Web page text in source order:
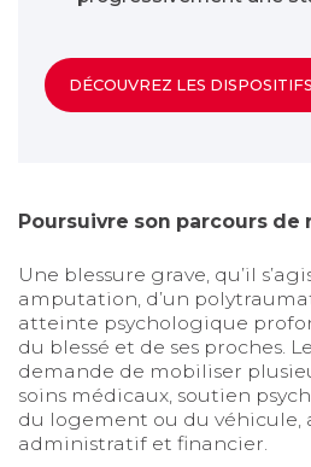
DÉCOUVREZ LES
Poursuivre son parcours
Une blessure grave, qu’il
amputation, d’un
atteinte psychologique
du blessé et de ses proches.
demande de mobiliser
soins médicaux, soutien
du logement ou du
administratif et financier.